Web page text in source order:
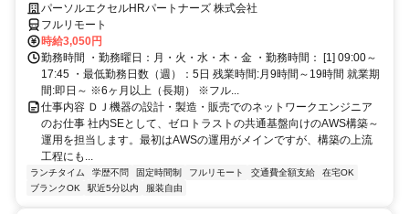
3050円！基本はフル在宅が可能です！ （状況によって出社有り） AWS
構築の上流工程にも携われます！ご本人負担が約4割でとってもお得な
パナソニック健保に加入頂けます！
パーソルエクセルHRパートナーズ 株式会社
フルリモート
時給3,050円
勤務時間 ・勤務曜日：月・火・水・木・金 ・勤務時間： [1] 09:00～
17:45 ・最低勤務日数（週）：5日 残業時間:月9時間～19時間 就業期
間:即日～ ※6ヶ月以上（長期） ※フル...
仕事内容 ＤＪ機器の設計・製造・販売でのネットワークエンジニア
のお仕事 社内SEとして、ゼロトラストの共通基盤向けのAWS構築～
運用を担当します。最初はAWSの運用がメインですが、構築の上流
工程にも...
ランチタイム 学歴不問 固定時間制 フルリモート 交通費全額支給
在宅OK
ブランクOK
駅近5分以内 服装自由